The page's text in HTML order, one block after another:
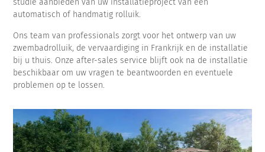
studie aanbieden van uw installatieproject van een
automatisch of handmatig rolluik.
Ons team van professionals zorgt voor het ontwerp van uw
zwembadrolluik, de vervaardiging in Frankrijk en de installatie
bij u thuis. Onze after-sales service blijft ook na de installatie
beschikbaar om uw vragen te beantwoorden en eventuele
problemen op te lossen.